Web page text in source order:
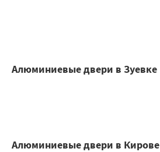
Алюминиевые двери в Зуевке
Алюминиевые двери в Кирове